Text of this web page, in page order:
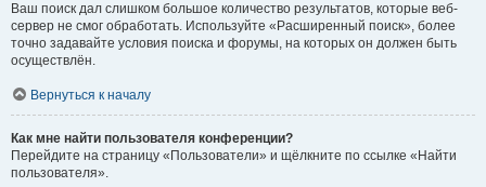
Ваш поиск дал слишком большое количество результатов, которые веб-
сервер не смог обработать. Используйте «Расширенный поиск», более
точно задавайте условия поиска и форумы, на которых он должен быть
осуществлён.
Вернуться к началу
Как мне найти пользователя конференции?
Перейдите на страницу «Пользователи» и щёлкните по ссылке «Найти
пользователя».